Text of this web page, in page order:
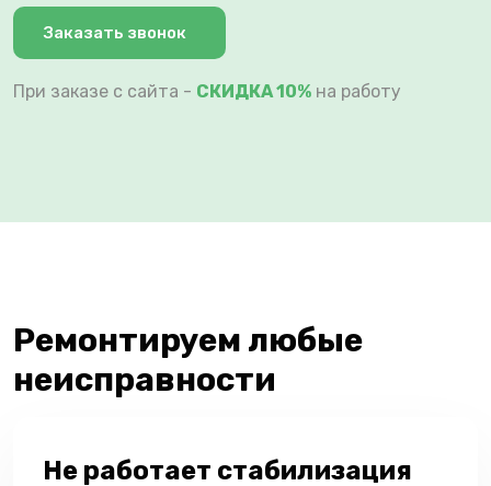
Заказать звонок
При заказе с сайта - СКИДКА 10% на работу
Ремонтируем любые
неисправности
Не работает стабилизация